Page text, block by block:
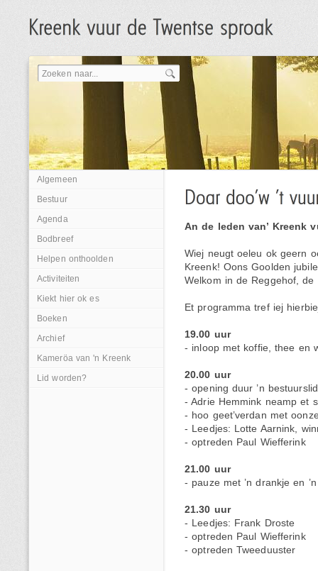
Algemeen
Bestuur
Agenda
Bodbreef
Helpen onthoolden
Activiteiten
Kiekt hier ok es
Boeken
Archief
Kameröa van 'n Kreenk
Lid worden?
An de leden van’ Kreenk
Wiej neugt oeleu ok geern
Kreenk! Oons Goolden
Welkom in de Reggehof,
Et programma tref iej
19.00 uur
- inloop met koffie, thee en
20.00 uur
- opening duur ’n
- Adrie Hemmink neamp et
- hoo geet’verdan met
- Leedjes: Lotte Aarnink,
- optreden Paul Wiefferink
21.00 uur
- pauze met ’n drankje en
21.30 uur
- Leedjes: Frank Droste
- optreden Paul Wiefferink
- optreden Tweeduuster